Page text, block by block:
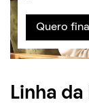
Quero
Linha